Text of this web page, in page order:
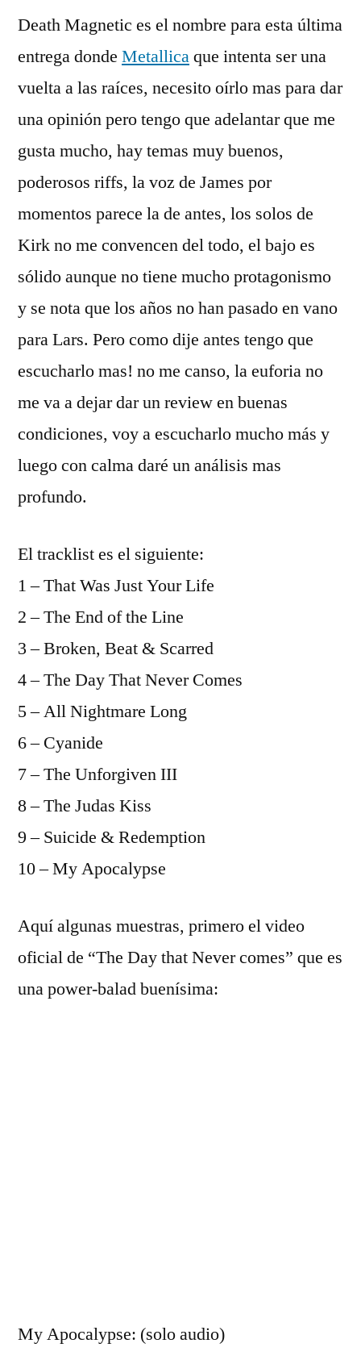
Death Magnetic es el nombre para esta última
entrega donde Metallicaque intenta ser una
vuelta a las raí­ces, necesito oí­rlo mas para dar
una opinión pero tengo que adelantar que me
gusta mucho, hay temas muy buenos,
poderosos riffs, la voz de James por
momentos parece la de antes, los solos de
Kirk no me convencen del todo, el bajo es
sólido aunque no tiene mucho protagonismo
y se nota que los años no han pasado en vano
para Lars. Pero como dije antes tengo que
escucharlo mas! no me canso, la euforia no
me va a dejar dar un review en buenas
condiciones, voy a escucharlo mucho más y
luego con calma daré un análisis mas
profundo.
El tracklist es el siguiente:
1 – That Was Just Your Life
2 – The End of the Line
3 – Broken, Beat & Scarred
4 – The Day That Never Comes
5 – All Nightmare Long
6 – Cyanide
7 – The Unforgiven III
8 – The Judas Kiss
9 – Suicide & Redemption
10 – My Apocalypse
Aquí­ algunas muestras, primero el video
oficial de “The Day that Never comes” que es
una power-balad buení­sima:
My Apocalypse: (solo audio)